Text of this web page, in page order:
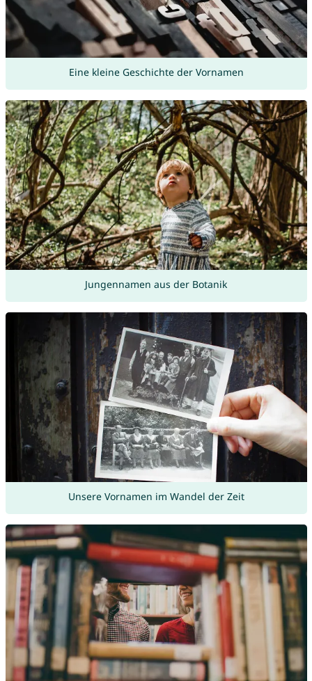
Eine kleine Geschichte der Vornamen
Jungennamen aus der Botanik
Unsere Vornamen im Wandel der Zeit